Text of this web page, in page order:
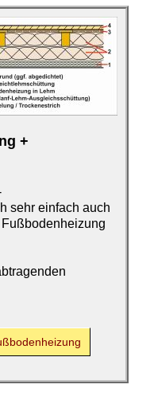
+
sehr einfach auch